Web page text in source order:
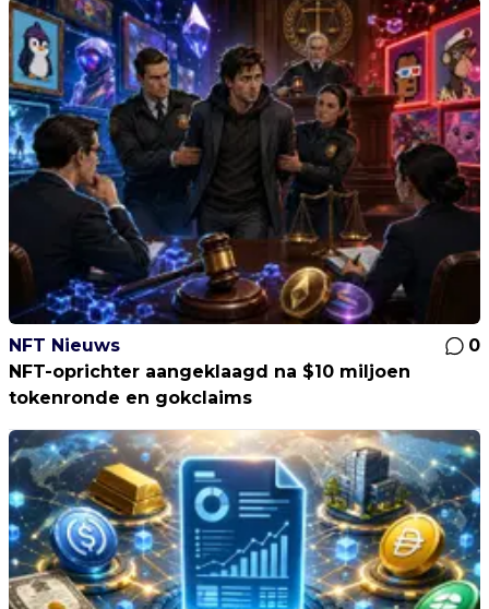
NFT Nieuws
0
NFT-oprichter aangeklaagd na $10 miljoen
tokenronde en gokclaims